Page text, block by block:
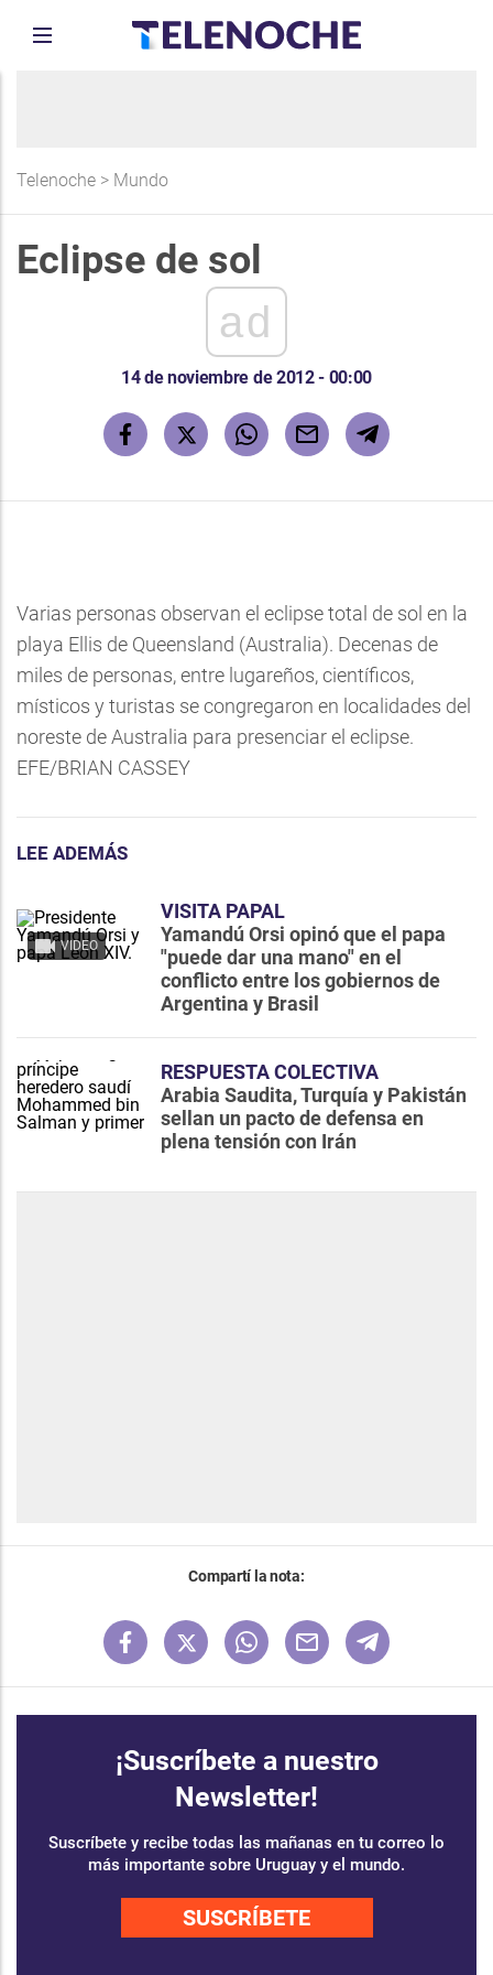
Telenoche > Mundo
Eclipse de sol
ad
14 de noviembre de 2012 - 00:00
Varias personas observan el eclipse total de sol en la
playa Ellis de Queensland (Australia). Decenas de
miles de personas, entre lugareños, científicos,
místicos y turistas se congregaron en localidades del
noreste de Australia para presenciar el eclipse.
EFE/BRIAN CASSEY
LEE ADEMÁS
VIDEO
VISITA PAPAL
Yamandú Orsi opinó que el papa
"puede dar una mano" en el
conflicto entre los gobiernos de
Argentina y Brasil
RESPUESTA COLECTIVA
Arabia Saudita, Turquía y Pakistán
sellan un pacto de defensa en
plena tensión con Irán
Compartí la nota:
¡Suscríbete a nuestro
Newsletter!
Suscríbete y recibe todas las mañanas en tu correo lo
más importante sobre Uruguay y el mundo.
SUSCRÍBETE